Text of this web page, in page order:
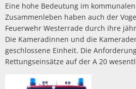
Eine hohe Bedeutung im
Zusammenleben haben auch der
Feuerwehr Westerrade durch ihre
Die Kameradinnen und die
geschlossene Einheit. Die
Rettungseinsätze auf der A 20